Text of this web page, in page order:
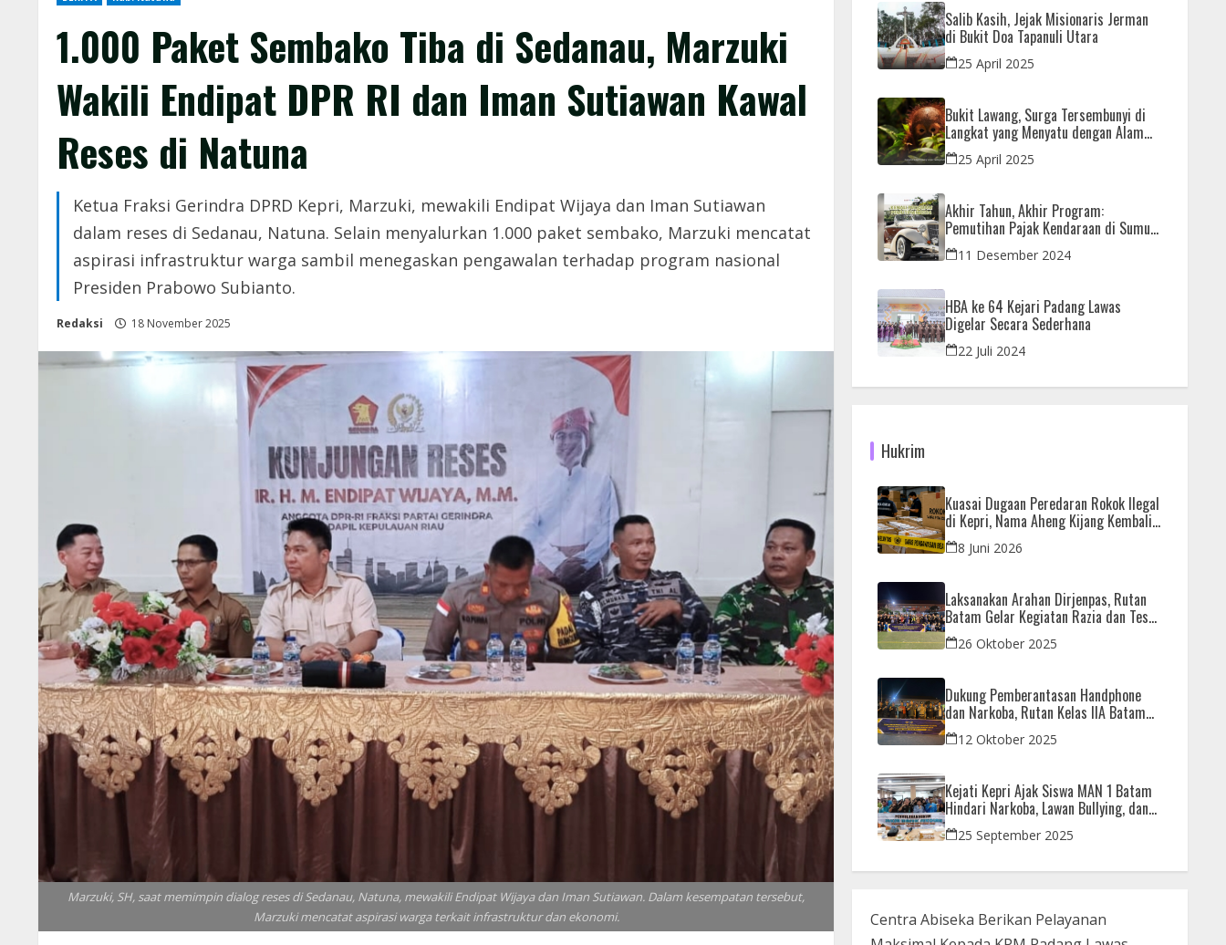
1.000 Paket Sembako Tiba di Sedanau, Marzuki
Wakili Endipat DPR RI dan Iman Sutiawan Kawal
Reses di Natuna
Ketua Fraksi Gerindra DPRD Kepri, Marzuki, mewakili Endipat Wijaya dan Iman Sutiawan
dalam reses di Sedanau, Natuna. Selain menyalurkan 1.000 paket sembako, Marzuki mencatat
aspirasi infrastruktur warga sambil menegaskan pengawalan terhadap program nasional
Presiden Prabowo Subianto.
Redaksi 18 November 2025
Marzuki, SH, saat memimpin dialog reses di Sedanau, Natuna, mewakili Endipat Wijaya dan Iman Sutiawan. Dalam kesempatan tersebut,
Marzuki mencatat aspirasi warga terkait infrastruktur dan ekonomi.
Salib Kasih, Jejak Misionaris Jerman
di Bukit Doa Tapanuli Utara
25 April 2025
Bukit Lawang, Surga Tersembunyi di
Langkat yang Menyatu dengan Alam
dan Orangutan
25 April 2025
Akhir Tahun, Akhir Program:
Pemutihan Pajak Kendaraan di Sumut
Hanya Sampai 31 Desember
11 Desember 2024
HBA ke 64 Kejari Padang Lawas
Digelar Secara Sederhana
22 Juli 2024
Hukrim
Kuasai Dugaan Peredaran Rokok Ilegal
di Kepri, Nama Aheng Kijang Kembali
Disorot
8 Juni 2026
Laksanakan Arahan Dirjenpas, Rutan
Batam Gelar Kegiatan Razia dan Tes
Urine Bersama APH
26 Oktober 2025
Dukung Pemberantasan Handphone
dan Narkoba, Rutan Kelas IIA Batam
Gelar Razia Bersama Aparat Penegak
Hukum
12 Oktober 2025
Kejati Kepri Ajak Siswa MAN 1 Batam
Hindari Narkoba, Lawan Bullying, dan
Bijak Bermedsos
25 September 2025
Centra Abiseka Berikan Pelayanan